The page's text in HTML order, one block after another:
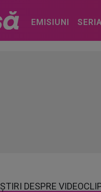
EMISIUNI
ȘTIRI DESPRE